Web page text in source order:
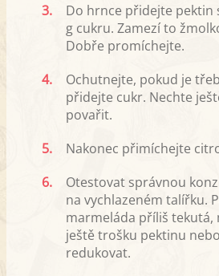
3.
Do hrnce přidejte pektin
g cukru. Zamezí to
Dobře promíchejte.
4.
Ochutnejte, pokud je
přidejte cukr. Nechte
povařit.
5.
Nakonec přimíchejte
6.
Otestovat správnou
na vychlazeném talířku.
marmeláda příliš
ještě trošku pektinu
redukovat.